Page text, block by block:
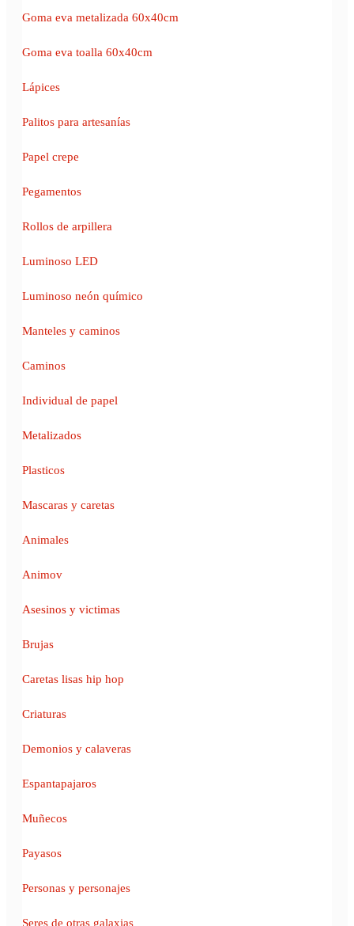
Goma eva metalizada 60x40cm
Goma eva toalla 60x40cm
Lápices
Palitos para artesanías
Papel crepe
Pegamentos
Rollos de arpillera
Luminoso LED
Luminoso neón químico
Manteles y caminos
Caminos
Individual de papel
Metalizados
Plasticos
Mascaras y caretas
Animales
Animov
Asesinos y victimas
Brujas
Caretas lisas hip hop
Criaturas
Demonios y calaveras
Espantapajaros
Muñecos
Payasos
Personas y personajes
Seres de otras galaxias